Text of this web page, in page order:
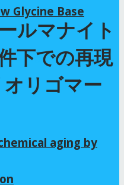
Glycine Base
aging by
ルマナイト
下での再現
リゴマー